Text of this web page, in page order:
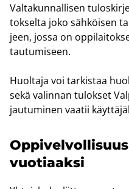
Val­ta­kun­nal­li­sen
tok­sel­ta joko säh­köi­sen
jeen, jossa on
tau­tu­mi­seen.
Huol­ta­ja voi tar­kis­taa
sekä va­lin­nan tu­lok­set
jau­tu­mi­nen vaa­tii
vuotiaaksi